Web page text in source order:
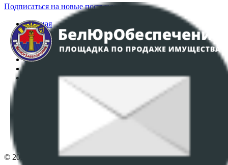
Подписаться на новые поступления
Главная
Аукционы
Интернет-магазин
Регламент организации и проведения торгов
Политика в отношении обработки персональных
ПОЛОЖЕНИЕ О ПОЛИТИКЕ ОБРАБОТКИ COOKIE-
Настройки cookie-файлов
© 2026 Республиканское унитарное предприятие по оказанию